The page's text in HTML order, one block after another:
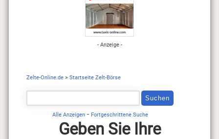
Zelte-Online.de> Startseite Zelt-Börse
Alle Anzeigen- Fortgeschrittene Suche
Geben Sie Ihre
- Anzeige -